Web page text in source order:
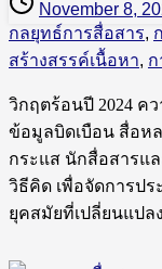
November 8,
กลยุทธ์การสื่อสาร,
สร้างสรรค์เนื้อหา,
วิกฤตร้อนปี 2024 ค
ข้อมูลบิดเบือน สื่อห
กระแส นักสื่อสารแ
วิธีคิด เพื่อจัดการป
ยุคสมัยที่เปลี่ยนแปลง